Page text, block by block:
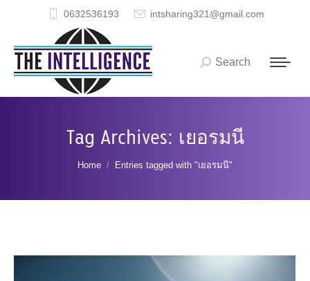
0632536193 intsharing321@gmail.com
Search:
Search
Tag Archives: เยอรมนี
You are here:
Home Entries tagged with "เยอรมนี"